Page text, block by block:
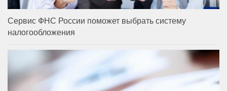
Сервис ФНС России поможет выбрать систему
налогообложения